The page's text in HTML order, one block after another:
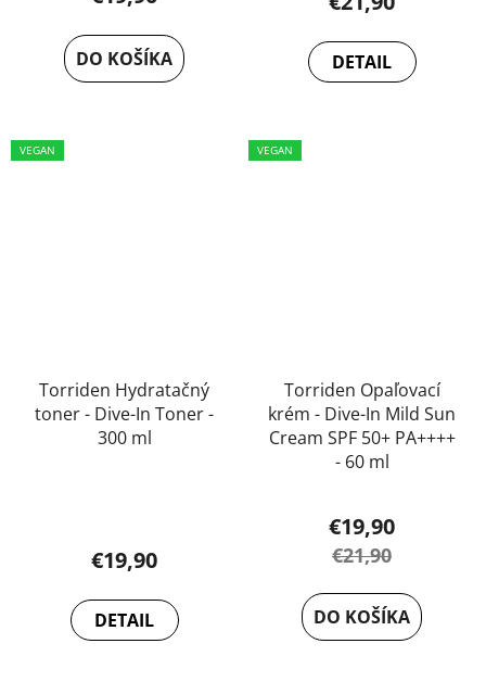
DO KOŠÍKA DETAIL
VEGAN
Torriden Hydratačný
toner - Dive-In Toner -
300 ml
€19,90
DETAIL
VEGAN
Torriden Opaľovací
krém - Dive-In Mild Sun
Cream SPF 50+ PA++++
- 60 ml
€19,90
€21,90
DO KOŠÍKA